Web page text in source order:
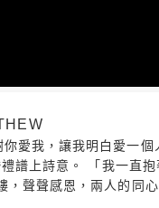
愛我，讓我明白愛一
譜上詩意。 「我一直
聲聲感恩，兩人的同